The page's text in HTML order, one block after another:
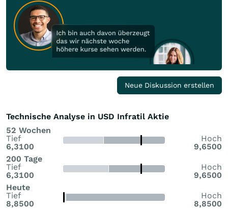
Neue Diskussion erstellen
Technische Analyse in USD Infratil Aktie
52 Wochen
Tief
6,3100
Hoch
9,6500
200 Tage
Tief
6,3100
Hoch
9,6500
Heute
Tief
8,8500
Hoch
8,8500